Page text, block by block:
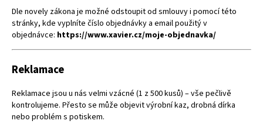
Dle novely zákona je možné odstoupit od smlouvy i pomocí této
stránky, kde vyplníte číslo objednávky a email použitý v
objednávce: https://www.xavier.cz/moje-objednavka/
Reklamace
Reklamace jsou u nás velmi vzácné (1 z 500 kusů) – vše pečlivě
kontrolujeme. Přesto se může objevit výrobní kaz, drobná dírka
nebo problém s potiskem.